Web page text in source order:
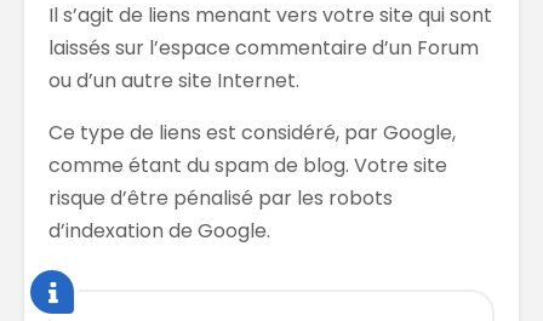
Il s’agit de liens menant vers votre site qui sont
laissés sur l’espace commentaire d’un Forum
ou d’un autre site Internet.
Ce type de liens est considéré, par Google,
comme étant du spam de blog. Votre site
risque d’être pénalisé par les robots
d’indexation de Google.